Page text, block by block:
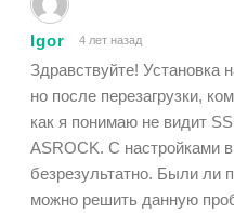
Igor 4 лет назад
Здравствуйте! Установка
но после перезагрузки,
как я понимаю не видит
ASROCK. С настройками
безрезультатно. Были ли
можно решить данную